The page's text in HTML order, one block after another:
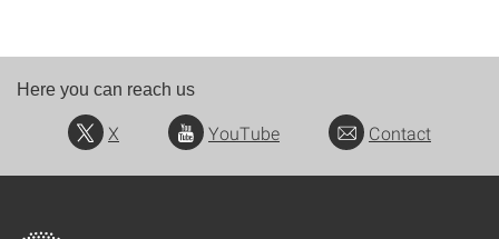
Here you can reach us
X YouTube Contact